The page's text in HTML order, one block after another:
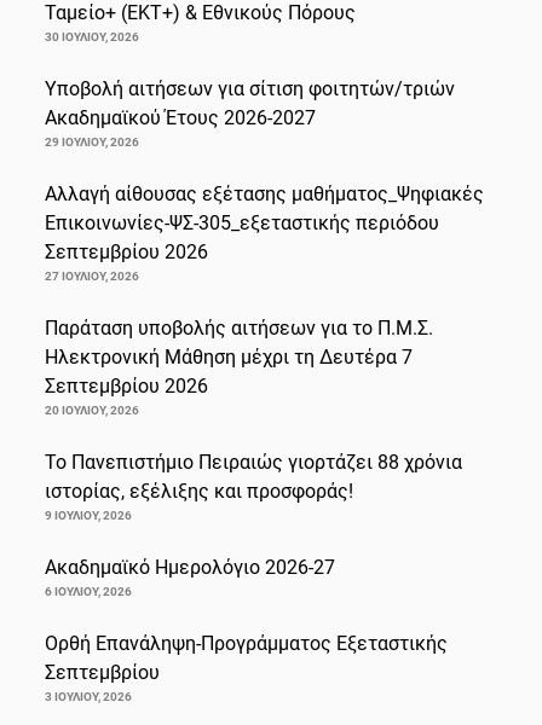
Ταμείο+ (ΕΚΤ+) & Εθνικούς Πόρους
30 ΙΟΥΛΊΟΥ, 2026
Υποβολή αιτήσεων για σίτιση φοιτητών/τριών
Ακαδημαϊκού Έτους 2026-2027
29 ΙΟΥΛΊΟΥ, 2026
Αλλαγή αίθουσας εξέτασης μαθήματος_Ψηφιακές
Επικοινωνίες-ΨΣ-305_εξεταστικής περιόδου
Σεπτεμβρίου 2026
27 ΙΟΥΛΊΟΥ, 2026
Παράταση υποβολής αιτήσεων για το Π.Μ.Σ.
Ηλεκτρονική Μάθηση μέχρι τη Δευτέρα 7
Σεπτεμβρίου 2026
20 ΙΟΥΛΊΟΥ, 2026
Το Πανεπιστήμιο Πειραιώς γιορτάζει 88 χρόνια
ιστορίας, εξέλιξης και προσφοράς!
9 ΙΟΥΛΊΟΥ, 2026
Ακαδημαϊκό Ημερολόγιο 2026-27
6 ΙΟΥΛΊΟΥ, 2026
Ορθή Επανάληψη-Προγράμματος Εξεταστικής
Σεπτεμβρίου
3 ΙΟΥΛΊΟΥ, 2026